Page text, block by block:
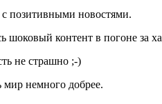
позитивными новостями.
шоковый контент в погоне за
не страшно ;-)
мир немного добрее.